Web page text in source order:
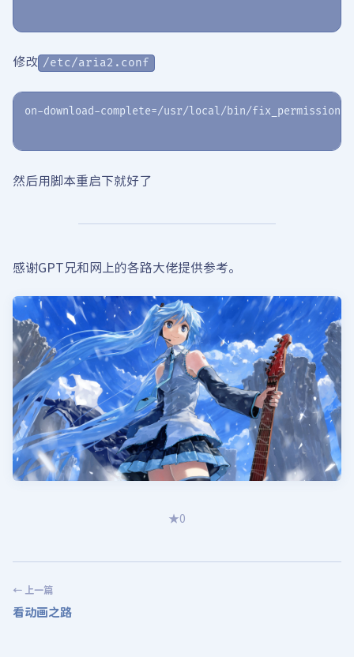
修改 /etc/aria2.conf
然后用脚本重启下就好了
感谢GPT兄和网上的各路大佬提供参考。
★0
← 上一篇
看动画之路